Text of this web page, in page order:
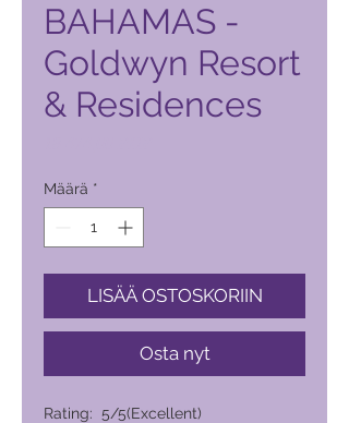
BAHAMAS -
Goldwyn Resort
& Residences
Määrä *
LISÄÄ OSTOSKORIIN
Osta nyt
Rating: 5/5(Excellent)